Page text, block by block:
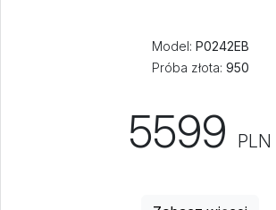
Model: P0242EB
Próba złota: 950
5599 PLN